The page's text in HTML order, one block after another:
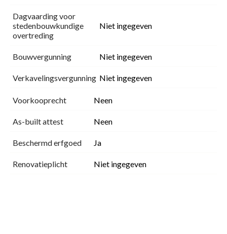
Dagvaarding voor
stedenbouwkundige
overtreding
Niet ingegeven
Bouwvergunning Niet ingegeven
Verkavelingsvergunning Niet ingegeven
Voorkooprecht Neen
As-built attest Neen
Beschermd erfgoed Ja
Renovatieplicht Niet ingegeven